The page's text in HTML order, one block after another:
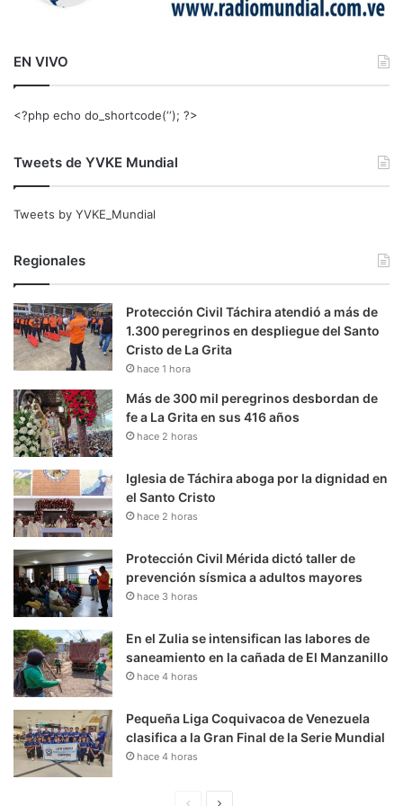
EN VIVO
<?php echo do_shortcode(‘‘); ?>
Tweets de YVKE Mundial
Tweets by YVKE_Mundial
Regionales
Protección Civil Táchira atendió a más de
1.300 peregrinos en despliegue del Santo
Cristo de La Grita
hace 1 hora
Más de 300 mil peregrinos desbordan de
fe a La Grita en sus 416 años
hace 2 horas
Iglesia de Táchira aboga por la dignidad en
el Santo Cristo
hace 2 horas
Protección Civil Mérida dictó taller de
prevención sísmica a adultos mayores
hace 3 horas
En el Zulia se intensifican las labores de
saneamiento en la cañada de El Manzanillo
hace 4 horas
Pequeña Liga Coquivacoa de Venezuela
clasifica a la Gran Final de la Serie Mundial
hace 4 horas